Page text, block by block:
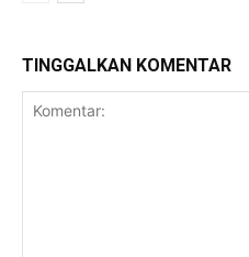
TINGGALKAN KOMENTAR